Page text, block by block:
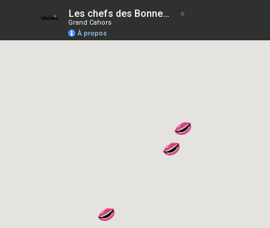
Les chefs des Bonnes Tables du Lot
Grand Cahors
À propos